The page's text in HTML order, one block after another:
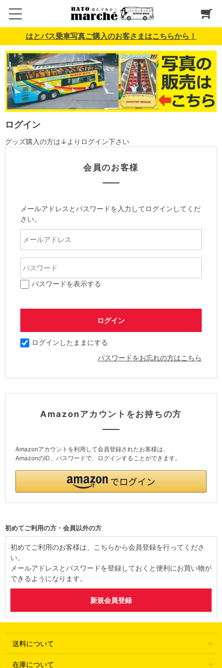
はとバス乗車写真ご購入のお客さまはこちらから！
ログイン
グッズ購入の方は↓よりログイン下さい
会員のお客様
メールアドレスとパスワードを入力してログインしてくだ
さい。
パスワードを表示する
ログインしたままにする
パスワードをお忘れの方はこちら
Amazonアカウントをお持ちの方
Amazonアカウントを利用して会員登録されたお客様は、
AmazonのID、パスワードで、ログインすることができます。
初めてご利用の方・会員以外の方
初めてご利用のお客様は、こちらから会員登録を行ってくださ
い。
メールアドレスとパスワードを登録しておくと便利にお買い物が
できるようになります。
送料について
在庫について